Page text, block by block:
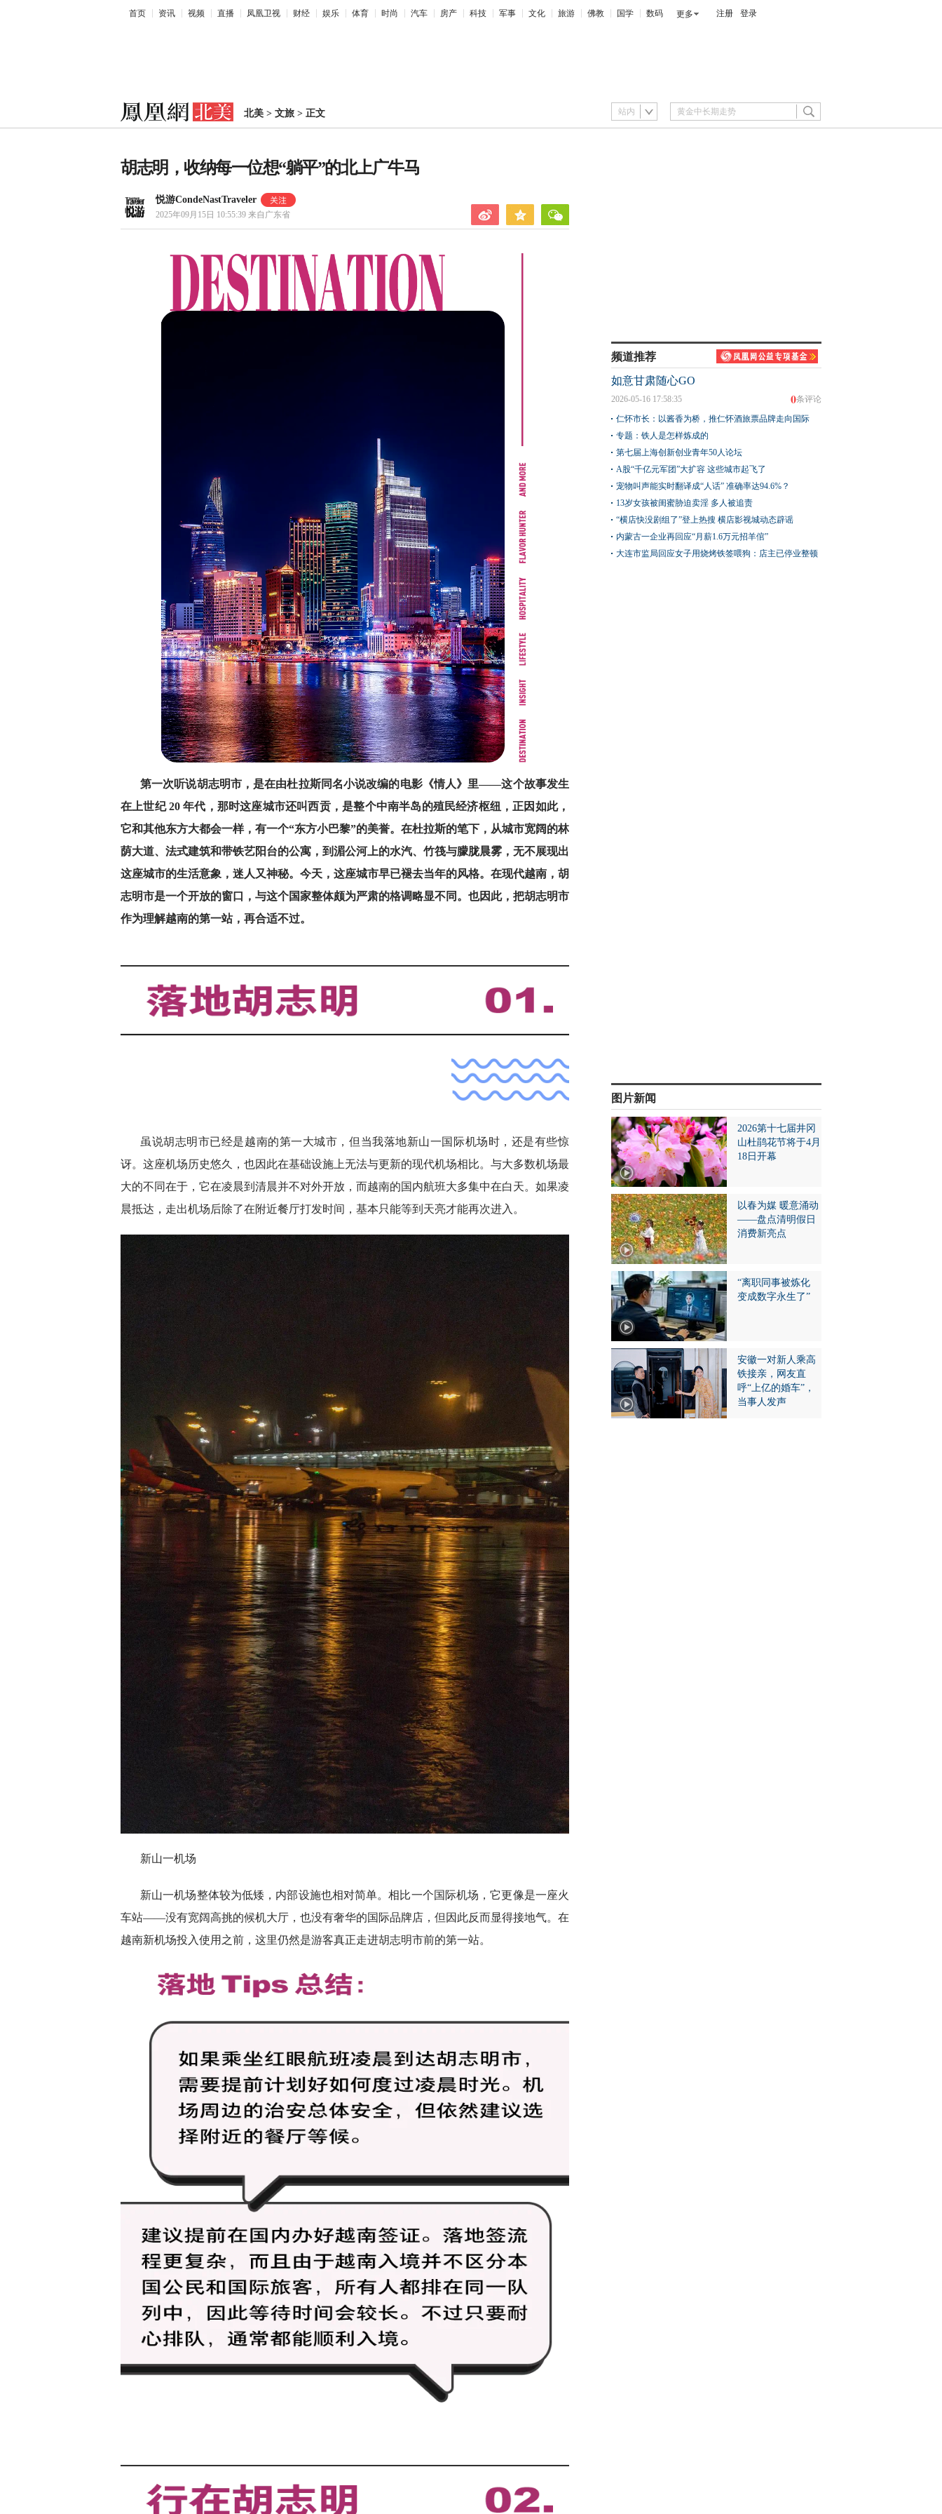
首页 资讯 视频 直播 凤凰卫视 财经 娱乐 体育 时尚 汽车 房产 科技 军事 文化 旅游 佛教 国学 数码 更多 注册 登录
北美 > 文旅 > 正文 站内
胡志明，收纳每一位想“躺平”的北上广牛马
悦游CondeNastTraveler
2025年09月15日 10:55:39 来自广东省
第一次听说胡志明市，是在由杜拉斯同名小说改编的电影《情人》里——这个故事发生
在上世纪 20 年代，那时这座城市还叫西贡，是整个中南半岛的殖民经济枢纽，正因如此，
它和其他东方大都会一样，有一个“东方小巴黎”的美誉。在杜拉斯的笔下，从城市宽阔的林
荫大道、法式建筑和带铁艺阳台的公寓，到湄公河上的水汽、竹筏与朦胧晨雾，无不展现出
这座城市的生活意象，迷人又神秘。今天，这座城市早已褪去当年的风格。在现代越南，胡
志明市是一个开放的窗口，与这个国家整体颇为严肃的格调略显不同。也因此，把胡志明市
作为理解越南的第一站，再合适不过。
虽说胡志明市已经是越南的第一大城市，但当我落地新山一国际机场时，还是有些惊
讶。这座机场历史悠久，也因此在基础设施上无法与更新的现代机场相比。与大多数机场最
大的不同在于，它在凌晨到清晨并不对外开放，而越南的国内航班大多集中在白天。如果凌
晨抵达，走出机场后除了在附近餐厅打发时间，基本只能等到天亮才能再次进入。
新山一机场
新山一机场整体较为低矮，内部设施也相对简单。相比一个国际机场，它更像是一座火
车站——没有宽阔高挑的候机大厅，也没有奢华的国际品牌店，但因此反而显得接地气。在
越南新机场投入使用之前，这里仍然是游客真正走进胡志明市前的第一站。
频道推荐
如意甘肃随心GO
0条评论
2026-05-16 17:58:35
仁怀市长：以酱香为桥，推仁怀酒旅票品牌走向国际
专题：铁人是怎样炼成的
第七届上海创新创业青年50人论坛
A股“千亿元军团”大扩容 这些城市起飞了
宠物叫声能实时翻译成“人话” 准确率达94.6%？
13岁女孩被闺蜜胁迫卖淫 多人被追责
“横店快没剧组了”登上热搜 横店影视城动态辟谣
内蒙古一企业再回应“月薪1.6万元招羊倌”
大连市监局回应女子用烧烤铁签喂狗：店主已停业整顿
图片新闻
2026第十七届井冈
山杜鹃花节将于4月
18日开幕
以春为媒 暖意涌动
——盘点清明假日
消费新亮点
“离职同事被炼化
变成数字永生了”
安徽一对新人乘高
铁接亲，网友直
呼“上亿的婚车”，
当事人发声